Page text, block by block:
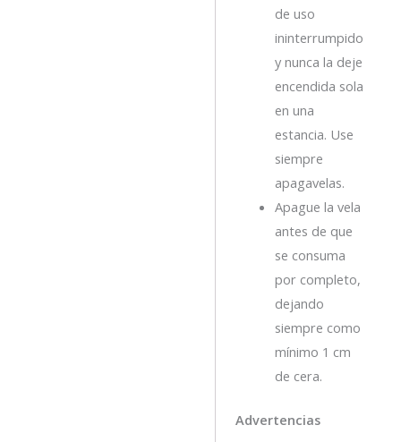
de uso
ininterrumpido
y nunca la deje
encendida sola
en una
estancia. Use
siempre
apagavelas.
Apague la vela
antes de que
se consuma
por completo,
dejando
siempre como
mínimo 1 cm
de cera.
Advertencias